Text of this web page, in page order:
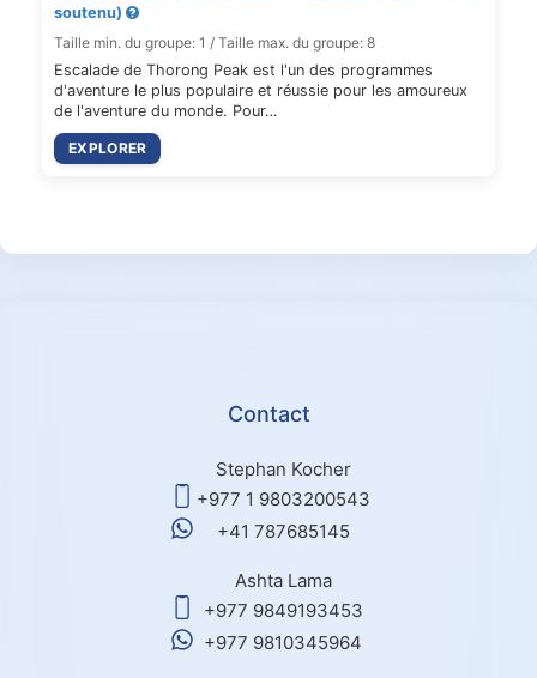
soutenu)
Taille min. du groupe: 1 / Taille max. du groupe: 8
Escalade de Thorong Peak est l'un des programmes
d'aventure le plus populaire et réussie pour les amoureux
de l'aventure du monde. Pour…
EXPLORER
Contact
Stephan Kocher
+977 1 9803200543
+41 787685145
Ashta Lama
+977 9849193453
+977 9810345964